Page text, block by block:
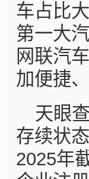
车占比
第一大
网联汽
加便捷
天眼
存续状
2025年